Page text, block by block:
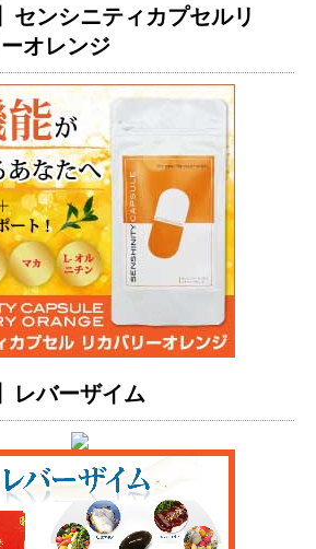
センシニティカプセルリ
オレンジ
レバーザイム